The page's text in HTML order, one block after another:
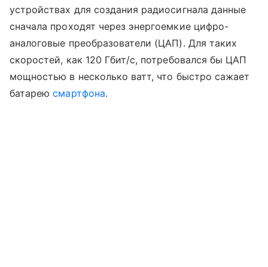
устройствах для создания радиосигнала данные
сначала проходят через энергоемкие цифро-
аналоговые преобразователи (ЦАП). Для таких
скоростей, как 120 Гбит/с, потребовался бы ЦАП
мощностью в несколько ватт, что быстро сажает
батареюсмартфона.